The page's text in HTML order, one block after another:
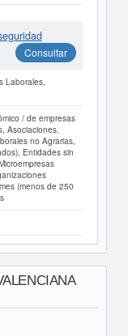
Consultar
Laborales,
/ de empresas
Asociaciones,
no Agrarias,
Entidades sin
(menos de 250